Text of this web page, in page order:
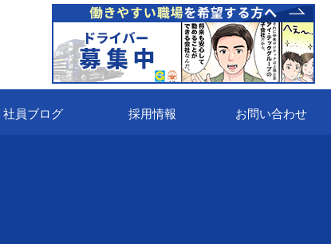
社員ブログ 採用情報 お問い合わせ